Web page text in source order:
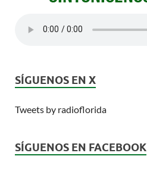
SÍGUENOS EN X
Tweets by radioflorida
SÍGUENOS EN FACEBOOK